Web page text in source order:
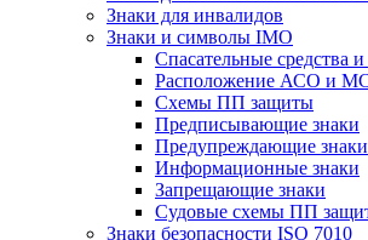
Знаки для инвалидов
Знаки и символы IMO
Спасательные средства и
Расположение АСО и
Схемы ПП защиты
Предписывающие знаки
Предупреждающие знаки
Информационные знаки
Запрещающие знаки
Судовые схемы ПП
Знаки безопасности ISO 7010